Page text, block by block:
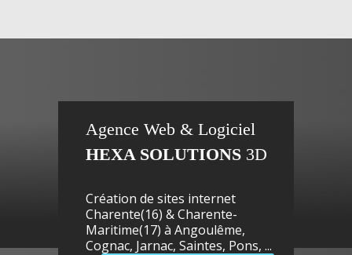
Maguy -
Agence Web & Logiciel
HEXA SOLUTIONS 3D
Création de sites internet
Charente(16) & Charente-
Maritime(17) à Angoulême,
Cognac, Jarnac, Saintes, Pons, ...